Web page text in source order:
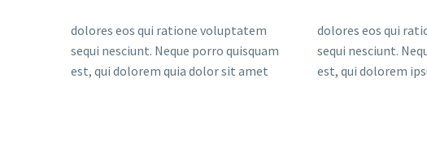
dolores eos qui ratione voluptatem
sequi nesciunt. Neque porro quisquam
est, qui dolorem quia dolor sit amet
dolores eos qui
sequi nesciunt.
est, qui dolorem